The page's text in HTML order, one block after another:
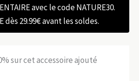
avec le code NATURE30.
dès 29.99€ avant les soldes.
sur cet accessoire ajouté